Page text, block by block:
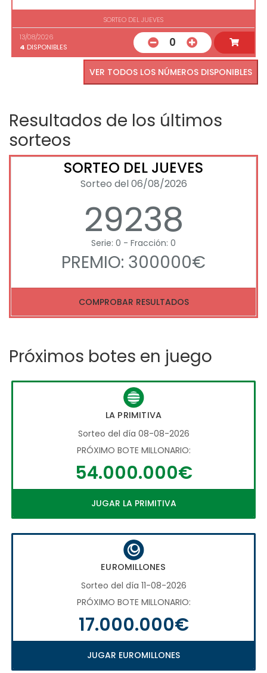
SORTEO DEL JUEVES
13/08/2026
4 DISPONIBLES 0
VER TODOS LOS NÚMEROS DISPONIBLES
Resultados de los últimos
sorteos
SORTEO DEL JUEVES
Sorteo del 06/08/2026
29238
Serie: 0 - Fracción: 0
PREMIO: 300000€
COMPROBAR RESULTADOS
Próximos botes en juego
LA PRIMITIVA
Sorteo del día 08-08-2026
PRÓXIMO BOTE MILLONARIO:
54.000.000€
JUGAR LA PRIMITIVA
EUROMILLONES
Sorteo del día 11-08-2026
PRÓXIMO BOTE MILLONARIO:
17.000.000€
JUGAR EUROMILLONES